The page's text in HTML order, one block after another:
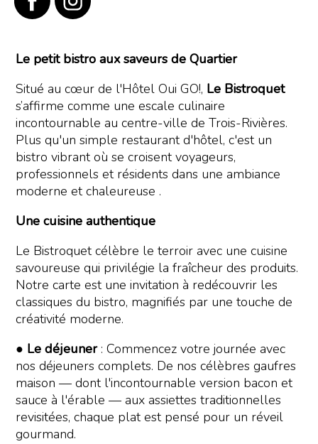
Le petit bistro aux saveurs de Quartier
Situé au cœur de l'Hôtel Oui GO!, Le Bistroquet
s’affirme comme une escale culinaire
incontournable au centre-ville de Trois-Rivières.
Plus qu'un simple restaurant d'hôtel, c'est un
bistro vibrant où se croisent voyageurs,
professionnels et résidents dans une ambiance
moderne et chaleureuse .
Une cuisine authentique
Le Bistroquet célèbre le terroir avec une cuisine
savoureuse qui privilégie la fraîcheur des produits.
Notre carte est une invitation à redécouvrir les
classiques du bistro, magnifiés par une touche de
créativité moderne.
● Le déjeuner: Commencez votre journée avec
nos déjeuners complets. De nos célèbres gaufres
maison — dont l'incontournable version bacon et
sauce à l'érable — aux assiettes traditionnelles
revisitées, chaque plat est pensé pour un réveil
gourmand.